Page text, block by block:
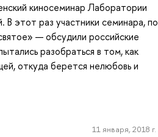
киносеминар Лаборатории
В этот раз участники семинара, по
— обсудили российские
разобраться в том, как
откуда берется нелюбовь и
11 января, 2018 г.